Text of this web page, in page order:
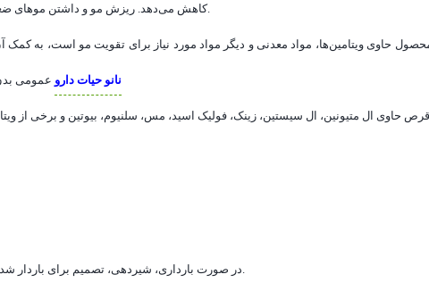
کاهش می‌دهد. ریزش مو و داشتن موهای ضعیف گاهی به دلیل داشتن رژیم غذایی نامناسب و یا سوء تغذیه رخ می‌دهد.
محصول حاوی ویتامین‌ها، مواد معدنی و دیگر مواد مورد نیاز برای تقویت مو است، به
نانو حیات دارو
حاوی ال متیونین، ال سیستین، زینک، فولیک اسید، مس، سلنیوم، بیوتین و برخی از
در صورت بارداری، شیردهی، تصمیم برای باردار شدن و یا احتمال بارداری، قبل از مصرف با پزشک یا داروساز مشورت نمایید.